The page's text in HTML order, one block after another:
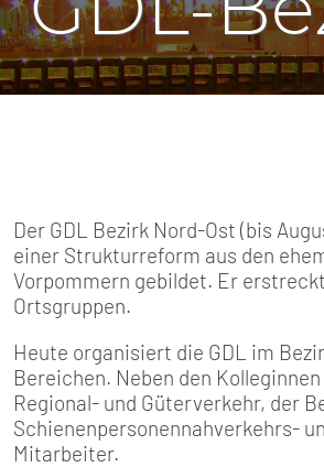
TARIF
PRESSE
Der GDL Bezirk Nord-Ost (bis
einer Strukturreform aus den
Vorpommern gebildet. Er
Ortsgruppen.
Heute organisiert die GDL im
Bereichen. Neben den
Regional- und Güterverkehr, der
Schienenpersonennahverkehrs-
Mitarbeiter.